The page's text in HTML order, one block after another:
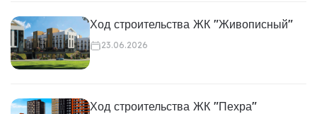
Ход строительства ЖК "Живописный"
23.06.2026
Ход строительства ЖК "Пехра"